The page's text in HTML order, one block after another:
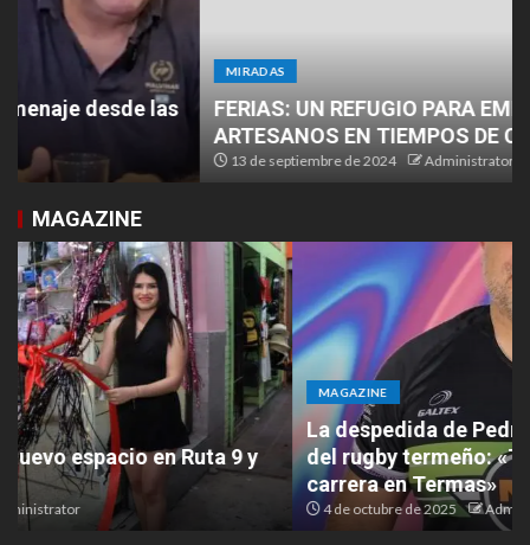
MIRADAS
FERIAS: UN REFUGIO PARA EMPRENDEDORES Y
ARTESANOS EN TIEMPOS DE CRISIS
13 de septiembre de 2024 Administrator
MAGAZINE
MAGAZINE
La despedida de Pedro Sánchez, un referente
del rugby termeño: «Tenía que terminar mi
carrera en Termas»
4 de octubre de 2025